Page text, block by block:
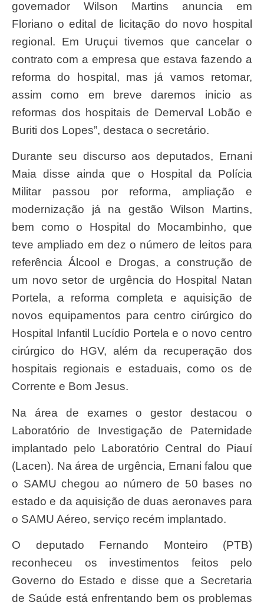
governador Wilson Martins anuncia em
Floriano o edital de licitação do novo hospital
regional. Em Uruçui tivemos que cancelar o
contrato com a empresa que estava fazendo a
reforma do hospital, mas já vamos retomar,
assim como em breve daremos inicio as
reformas dos hospitais de Demerval Lobão e
Buriti dos Lopes”, destaca o secretário.
Durante seu discurso aos deputados, Ernani
Maia disse ainda que o Hospital da Polícia
Militar passou por reforma, ampliação e
modernização já na gestão Wilson Martins,
bem como o Hospital do Mocambinho, que
teve ampliado em dez o número de leitos para
referência Álcool e Drogas, a construção de
um novo setor de urgência do Hospital Natan
Portela, a reforma completa e aquisição de
novos equipamentos para centro cirúrgico do
Hospital Infantil Lucídio Portela e o novo centro
cirúrgico do HGV, além da recuperação dos
hospitais regionais e estaduais, como os de
Corrente e Bom Jesus.
Na área de exames o gestor destacou o
Laboratório de Investigação de Paternidade
implantado pelo Laboratório Central do Piauí
(Lacen). Na área de urgência, Ernani falou que
o SAMU chegou ao número de 50 bases no
estado e da aquisição de duas aeronaves para
o SAMU Aéreo, serviço recém implantado.
O deputado Fernando Monteiro (PTB)
reconheceu os investimentos feitos pelo
Governo do Estado e disse que a Secretaria
de Saúde está enfrentando bem os problemas